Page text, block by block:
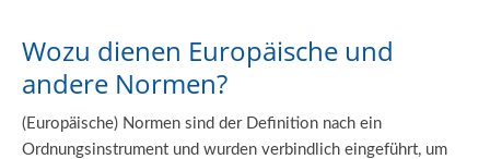
Wozu dienen Europäische und
andere Normen?
(Europäische) Normen sind der Definition nach ein
Ordnungsinstrument und wurden verbindlich eingeführt, um